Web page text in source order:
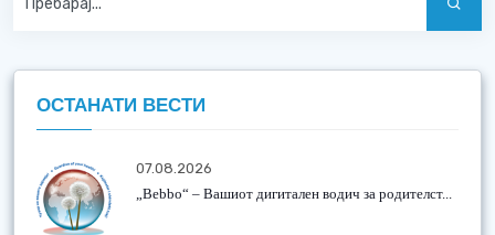
ОСТАНАТИ ВЕСТИ
07.08.2026
„Bebbo“ – Вашиот дигитален водич за родителст...